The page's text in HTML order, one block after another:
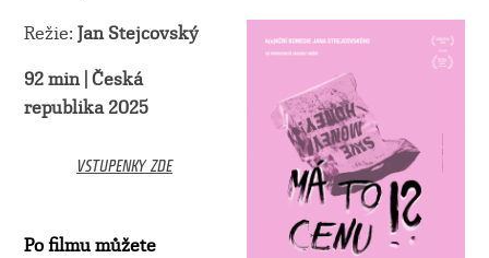
Režie: Jan Stejcovský
92 min | Česká
republika 2025
VSTUPENKY ZDE
Po filmu můžete